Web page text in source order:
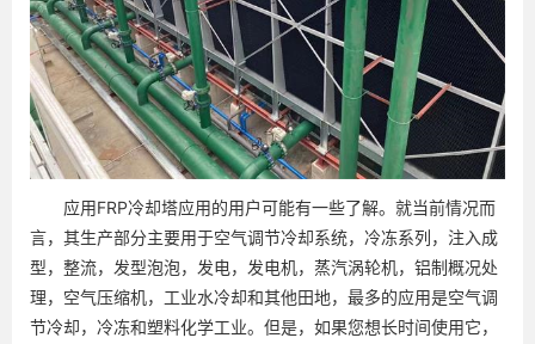
应用FRP冷却塔应用的用户可能有一些了解。就当前情况而
言，其生产部分主要用于空气调节冷却系统，冷冻系列，注入成
型，整流，发型泡泡，发电，发电机，蒸汽涡轮机，铝制概况处
理，空气压缩机，工业水冷却和其他田地，最多的应用是空气调
节冷却，冷冻和塑料化学工业。但是，如果您想长时间使用它，